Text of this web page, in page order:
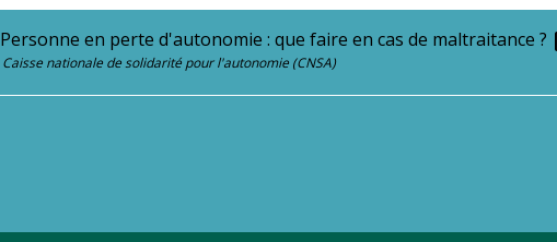
Personne en perte d'autonomie : que faire en cas de maltraitance ?
Caisse nationale de solidarité pour l'autonomie (CNSA)